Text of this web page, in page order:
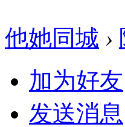
他她同城 ›
加为好友
发送消息